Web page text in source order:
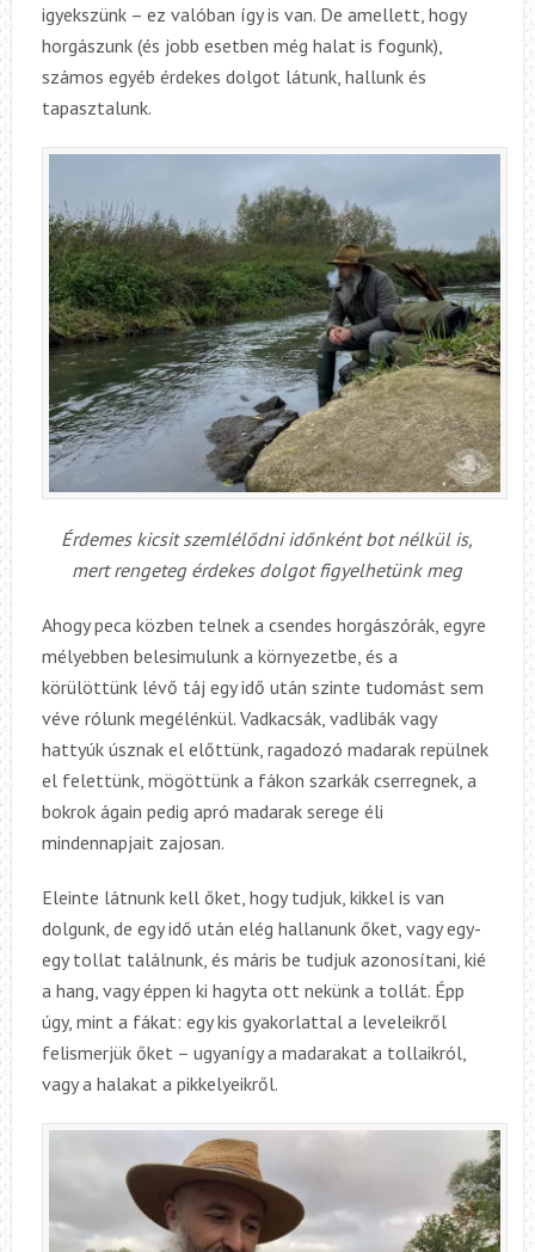
igyekszünk – ez valóban így is van. De amellett, hogy
horgászunk (és jobb esetben még halat is fogunk),
számos egyéb érdekes dolgot látunk, hallunk és
tapasztalunk.
Érdemes kicsit szemlélődni időnként bot nélkül is,
mert rengeteg érdekes dolgot figyelhetünk meg
Ahogy peca közben telnek a csendes horgászórák, egyre
mélyebben belesimulunk a környezetbe, és a
körülöttünk lévő táj egy idő után szinte tudomást sem
véve rólunk megélénkül. Vadkacsák, vadlibák vagy
hattyúk úsznak el előttünk, ragadozó madarak repülnek
el felettünk, mögöttünk a fákon szarkák cserregnek, a
bokrok ágain pedig apró madarak serege éli
mindennapjait zajosan.
Eleinte látnunk kell őket, hogy tudjuk, kikkel is van
dolgunk, de egy idő után elég hallanunk őket, vagy egy-
egy tollat találnunk, és máris be tudjuk azonosítani, kié
a hang, vagy éppen ki hagyta ott nekünk a tollát. Épp
úgy, mint a fákat: egy kis gyakorlattal a leveleikről
felismerjük őket – ugyanígy a madarakat a tollaikról,
vagy a halakat a pikkelyeikről.